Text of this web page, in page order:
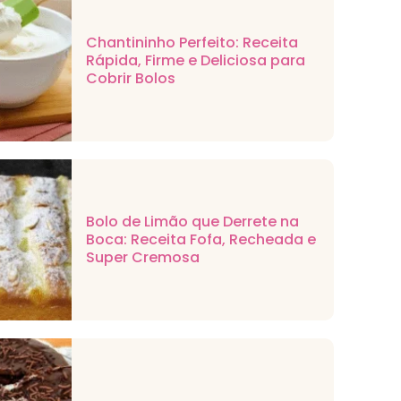
Chantininho Perfeito: Receita
Rápida, Firme e Deliciosa para
Cobrir Bolos
Bolo de Limão que Derrete na
Boca: Receita Fofa, Recheada e
Super Cremosa